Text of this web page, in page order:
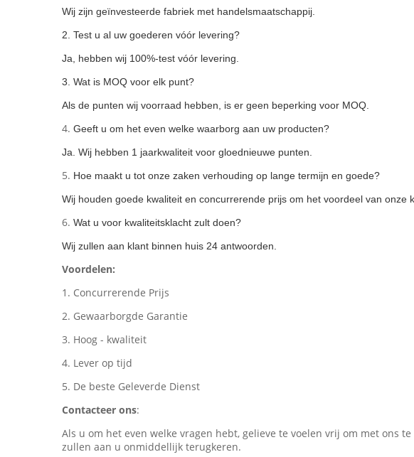
Wij zijn geïnvesteerde fabriek met handelsmaatschappij.
2. Test u al uw goederen vóór levering?
Ja, hebben wij 100%-test vóór levering.
3. Wat is MOQ voor elk punt?
Als de punten wij voorraad hebben, is er geen beperking voor MOQ.
4. Geeft u om het even welke waarborg aan uw producten?
Ja. Wij hebben 1 jaarkwaliteit voor gloednieuwe punten.
5. Hoe maakt u tot onze zaken verhouding op lange termijn en goede?
Wij houden goede kwaliteit en concurrerende prijs om het voordeel van onze
6. Wat u voor kwaliteitsklacht zult doen?
Wij zullen aan klant binnen huis 24 antwoorden.
Voordelen:
1. Concurrerende Prijs
2. Gewaarborgde Garantie
3. Hoog - kwaliteit
4. Lever op tijd
5. De beste Geleverde Dienst
Contacteer ons:
Als u om het even welke vragen hebt, gelieve te voelen vrij om met ons
zullen aan u onmiddellijk terugkeren.